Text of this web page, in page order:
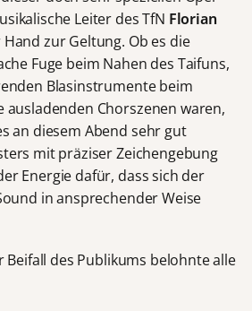
Leiter des TfN Florian
zur Geltung. Ob es die
Fuge beim Nahen des Taifuns,
Blasinstrumente beim
ausladenden Chorszenen waren,
an diesem Abend sehr gut
mit präziser Zeichengebung
Energie dafür, dass sich der
in ansprechender Weise
des Publikums belohnte alle